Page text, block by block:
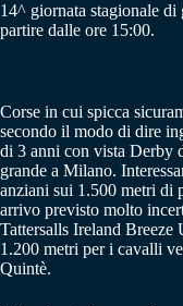
14^ giornata stagionale
partire dalle ore 15:00.
Corse in cui spicca
secondo il modo di dire
di 3 anni con vista Derby
grande a Milano.
anziani sui 1.500 metri di
arrivo previsto molto
Tattersalls Ireland
1.200 metri per i cavalli
Quintè.